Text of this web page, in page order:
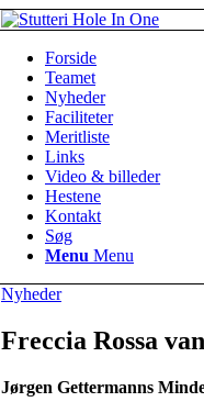
Forside
Teamet
Nyheder
Faciliteter
Meritliste
Links
Video & billeder
Hestene
Kontakt
Søg
Menu Menu
Nyheder
Freccia Rossa
Jørgen Gettermanns